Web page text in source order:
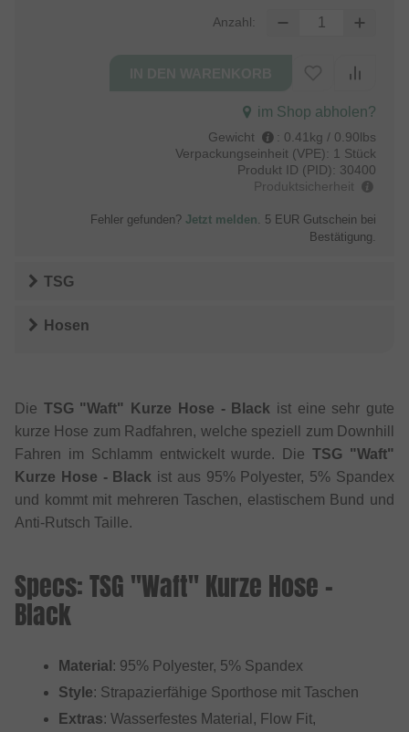
Anzahl:
im Shop abholen?
Gewicht : 0.41kg / 0.90lbs
Verpackungseinheit (VPE): 1 Stück
Produkt ID (PID): 30400
Produktsicherheit
Fehler gefunden? Jetzt melden . 5 EUR Gutschein bei
Bestätigung.
TSG
Hosen
Die TSG "Waft" Kurze Hose - Black ist eine sehr gute
kurze Hose zum Radfahren, welche speziell zum Downhill
Fahren im Schlamm entwickelt wurde. DieTSG "Waft"
Kurze Hose - Black ist aus 95% Polyester, 5% Spandex
und kommt mit mehreren Taschen, elastischem Bund und
Anti-Rutsch Taille.
Specs: TSG "Waft" Kurze Hose -
Black
Material : 95% Polyester, 5% Spandex
Style: Strapazierfähige Sporthose mit Taschen
Extras: Wasserfestes Material, Flow Fit,